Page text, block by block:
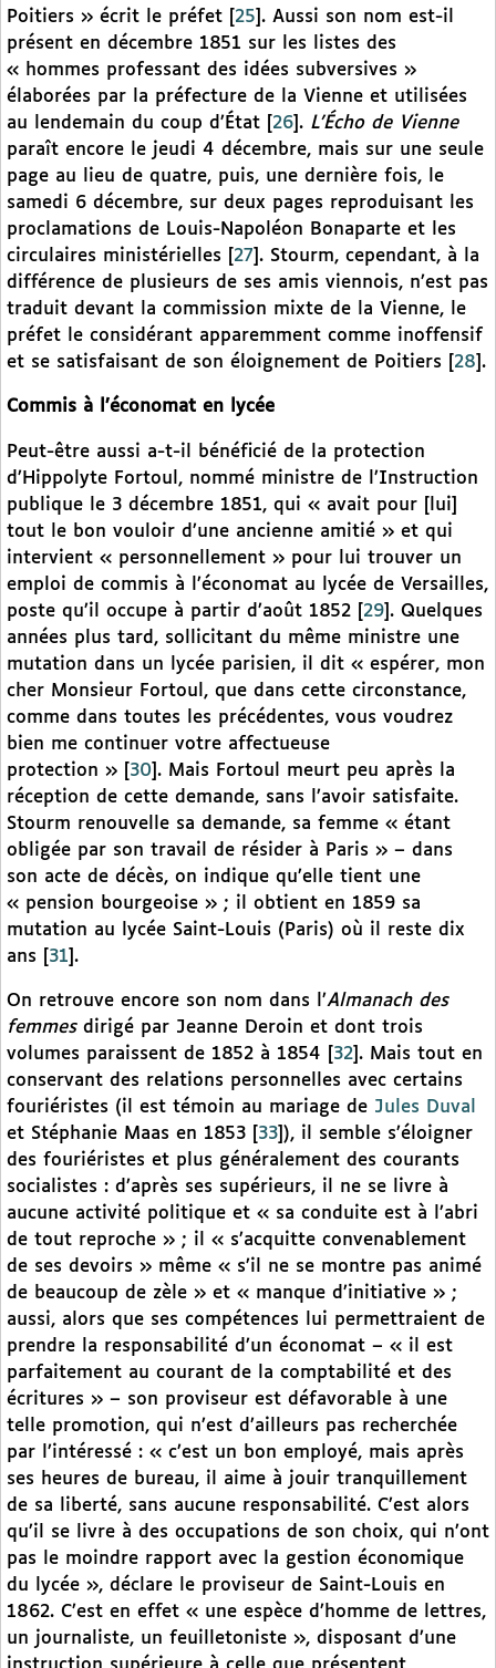
Poitiers » écrit le préfet
25 . Aussi son nom est-il
présent en décembre 1851 sur les listes des
« hommes professant des idées subversives »
élaborées par la préfecture de la Vienne et utilisées
au lendemain du coup d’État
26 . L’Écho de Vienne
paraît encore le jeudi 4 décembre, mais sur une seule
page au lieu de quatre, puis, une dernière fois, le
samedi 6 décembre, sur deux pages reproduisant les
proclamations de Louis-Napoléon Bonaparte et les
circulaires ministérielles
27 . Stourm, cependant, à la
différence de plusieurs de ses amis viennois, n’est pas
traduit devant la commission mixte de la Vienne, le
préfet le considérant apparemment comme inoffensif
et se satisfaisant de son éloignement de Poitiers
28 .
Commis à l’économat en lycée
Peut-être aussi a-t-il bénéficié de la protection
d’Hippolyte Fortoul, nommé ministre de l’Instruction
publique le 3 décembre 1851, qui « avait pour [lui]
tout le bon vouloir d’une ancienne amitié » et qui
intervient « personnellement » pour lui trouver un
emploi de commis à l’économat au lycée de Versailles,
poste qu’il occupe à partir d’août 1852
29 . Quelques
années plus tard, sollicitant du même ministre une
mutation dans un lycée parisien, il dit « espérer, mon
cher Monsieur Fortoul, que dans cette circonstance,
comme dans toutes les précédentes, vous voudrez
bien me continuer votre affectueuse
protection »
30 . Mais Fortoul meurt peu après la
réception de cette demande, sans l’avoir satisfaite.
Stourm renouvelle sa demande, sa femme « étant
obligée par son travail de résider à Paris » – dans
son acte de décès, on indique qu’elle tient une
« pension bourgeoise » ; il obtient en 1859 sa
mutation au lycée Saint-Louis (Paris) où il reste dix
ans
31 .
On retrouve encore son nom dans l’Almanach des
femmes dirigé par Jeanne Deroin et dont trois
volumes paraissent de 1852 à 1854
32 . Mais tout en
conservant des relations personnelles avec certains
fouriéristes (il est témoin au mariage de Jules Duval
et Stéphanie Maas en 1853
33 ), il semble s’éloigner
des fouriéristes et plus généralement des courants
socialistes : d’après ses supérieurs, il ne se livre à
aucune activité politique et « sa conduite est à l’abri
de tout reproche » ; il « s’acquitte convenablement
de ses devoirs » même « s’il ne se montre pas animé
de beaucoup de zèle » et « manque d’initiative » ;
aussi, alors que ses compétences lui permettraient de
prendre la responsabilité d’un économat – « il est
parfaitement au courant de la comptabilité et des
écritures » – son proviseur est défavorable à une
telle promotion, qui n’est d’ailleurs pas recherchée
par l’intéressé : « c’est un bon employé, mais après
ses heures de bureau, il aime à jouir tranquillement
de sa liberté, sans aucune responsabilité. C’est alors
qu’il se livre à des occupations de son choix, qui n’ont
pas le moindre rapport avec la gestion économique
du lycée », déclare le proviseur de Saint-Louis en
1862. C’est en effet « une espèce d’homme de lettres,
un journaliste, un feuilletoniste », disposant d’une